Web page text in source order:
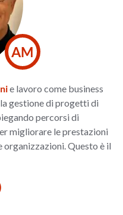
AM
e lavoro come business
gestione di progetti di
percorsi di
migliorare le prestazioni
organizzazioni. Questo è il